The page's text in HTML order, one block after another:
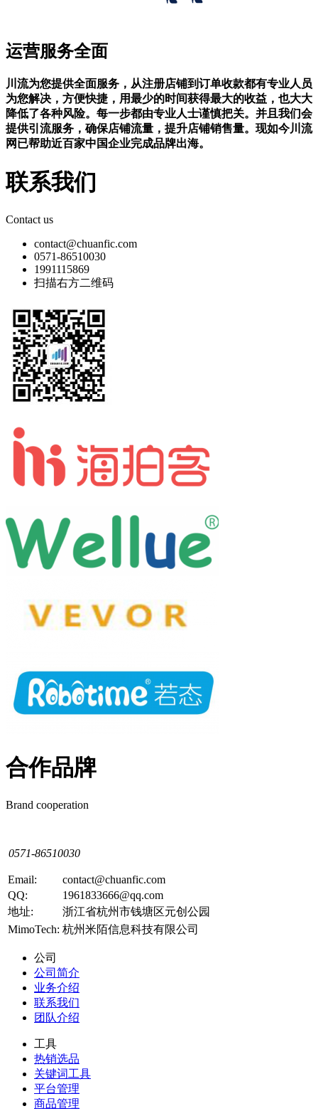
运营服务全面
川流为您提供全面服务，从注册店铺到订单收款都有专业人员
为您解决，方便快捷，用最少的时间获得最大的收益，也大大
降低了各种风险。每一步都由专业人士谨慎把关。并且我们会
提供引流服务，确保店铺流量，提升店铺销售量。现如今川流
网已帮助近百家中国企业完成品牌出海。
联系我们
Contact us
contact@chuanfic.com
0571-86510030
1991115869
扫描右方二维码
合作品牌
Brand cooperation
0571-86510030
Email:
contact@chuanfic.com
QQ:
1961833666@qq.com
地址:
浙江省杭州市钱塘区元创公园
MimoTech: 杭州米陌信息科技有限公司
公司
公司简介
业务介绍
联系我们
团队介绍
工具
热销选品
关键词工具
平台管理
商品管理